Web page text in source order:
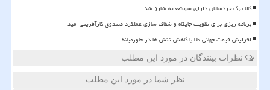
کالا برگ خردسالان دارای سوءتغذیه شارژ شد
برنامه ریزی برای تقویت جایگاه و شفاف سازی عملکرد صندوق کارآفرینی امید
افزایش قیمت جهانی طلا با کاهش تنش ها در خاورمیانه
نظرات بینندگان در مورد این مطلب
نظر شما در مورد این مطلب